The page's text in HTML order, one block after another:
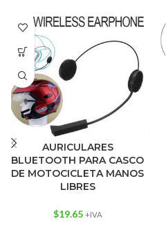
AURICULARES
BLUETOOTH PARA CASCO
DE MOTOCICLETA MANOS
LIBRES
$19.65 +IVA